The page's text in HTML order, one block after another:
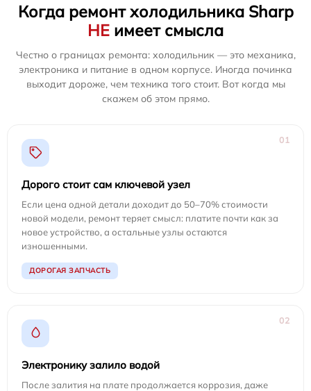
Когда ремонт холодильника Sharp
НЕ имеет смысла
Честно о границах ремонта: холодильник — это механика,
электроника и питание в одном корпусе. Иногда починка
выходит дороже, чем техника того стоит. Вот когда мы
скажем об этом прямо.
01
Дорого стоит сам ключевой узел
Если цена одной детали доходит до 50–70% стоимости
новой модели, ремонт теряет смысл: платите почти как за
новое устройство, а остальные узлы остаются
изношенными.
ДОРОГАЯ ЗАПЧАСТЬ
02
Электронику залило водой
После залития на плате продолжается коррозия, даже